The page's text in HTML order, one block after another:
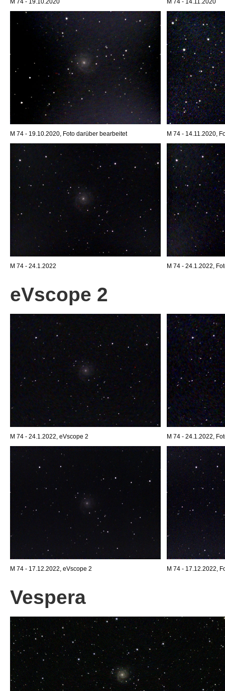
M 74 - 19.10.2020 M 74 - 14.11.2020
M 74 - 19.10.2020, Foto darüber bearbeitet M 74 - 14.11.2020,
M 74 - 24.1.2022 M 74 - 24.1.2022,
eVscope 2
M 74 - 24.1.2022, eVscope 2 M 74 - 24.1.2022,
M 74 - 17.12.2022, eVscope 2 M 74 - 17.12.2022,
Vespera